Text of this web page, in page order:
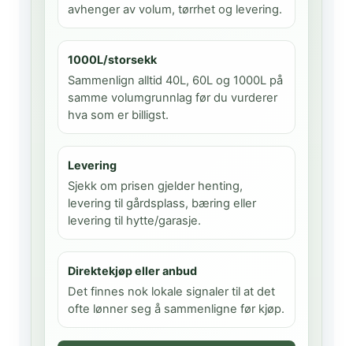
avhenger av volum, tørrhet og levering.
1000L/storsekk
Sammenlign alltid 40L, 60L og 1000L på
samme volumgrunnlag før du vurderer
hva som er billigst.
Levering
Sjekk om prisen gjelder henting,
levering til gårdsplass, bæring eller
levering til hytte/garasje.
Direktekjøp eller anbud
Det finnes nok lokale signaler til at det
ofte lønner seg å sammenligne før kjøp.